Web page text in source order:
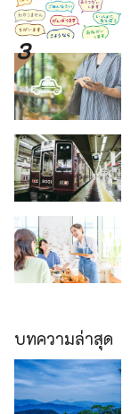
บทความล่าสุด